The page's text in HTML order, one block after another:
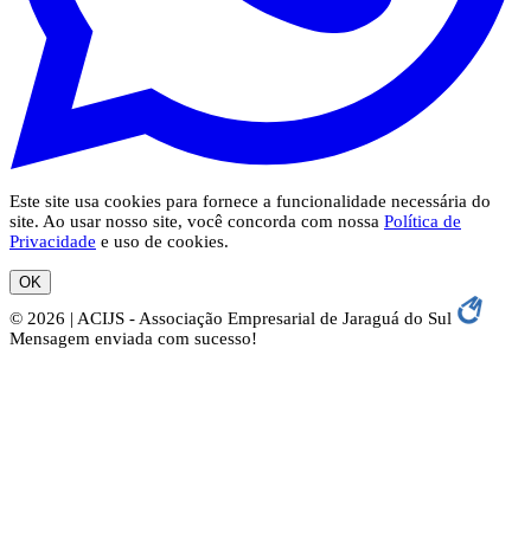
Este site usa cookies para fornece a funcionalidade necessária do
site. Ao usar nosso site, você concorda com nossa Política de
Privacidade e uso de cookies.
OK
© 2026 | ACIJS - Associação Empresarial de Jaraguá do Sul
Mensagem enviada com sucesso!